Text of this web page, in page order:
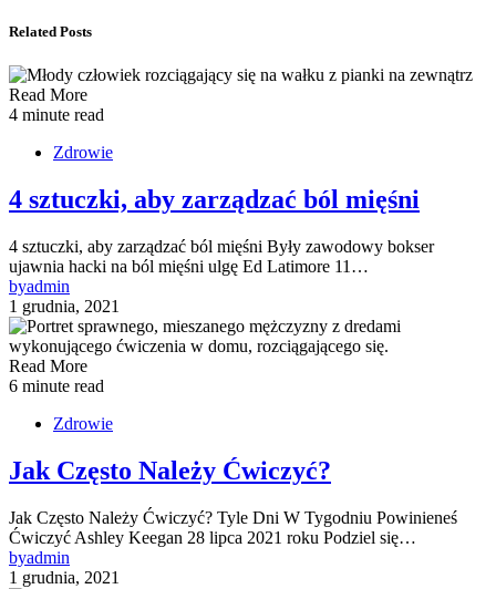
Related Posts
Read More
4 minute read
Zdrowie
4 sztuczki, aby zarządzać ból mięśni
4 sztuczki, aby zarządzać ból mięśni Były zawodowy bokser
ujawnia hacki na ból mięśni ulgę Ed Latimore 11…
byadmin
1 grudnia, 2021
Read More
6 minute read
Zdrowie
Jak Często Należy Ćwiczyć?
Jak Często Należy Ćwiczyć? Tyle Dni W Tygodniu Powinieneś
Ćwiczyć Ashley Keegan 28 lipca 2021 roku Podziel się…
byadmin
1 grudnia, 2021